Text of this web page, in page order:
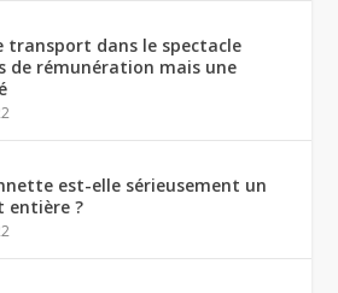
transport dans le spectacle
de rémunération mais une
est-elle sérieusement un
entière ?